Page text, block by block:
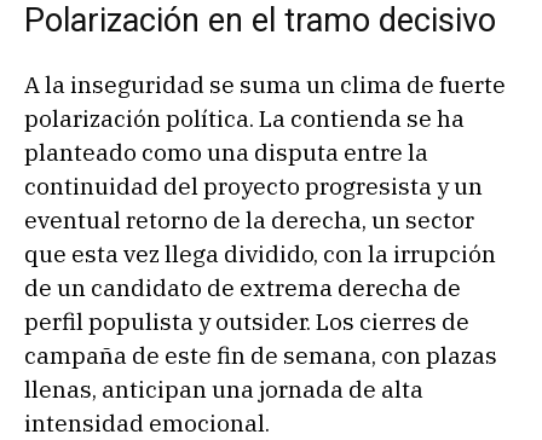
Polarización en el tramo decisivo
A la inseguridad se suma un clima de fuerte
polarización política. La contienda se ha
planteado como una disputa entre la
continuidad del proyecto progresista y un
eventual retorno de la derecha, un sector
que esta vez llega dividido, con la irrupción
de un candidato de extrema derecha de
perfil populista y outsider. Los cierres de
campaña de este fin de semana, con plazas
llenas, anticipan una jornada de alta
intensidad emocional.